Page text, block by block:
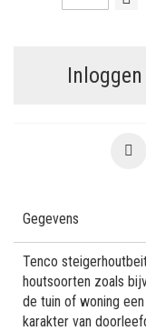
Inloggen
Gegevens
Tenco
houtsoorten zoals
de tuin of woning
karakter van